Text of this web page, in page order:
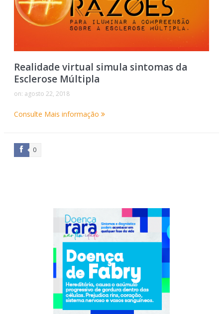
Realidade virtual simula sintomas da
Esclerose Múltipla
on: agosto 22, 2018
Consulte Mais informação
0